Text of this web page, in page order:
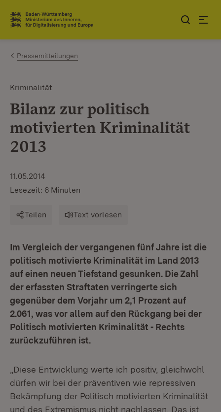
Zum Inhalt springen
Link zur Startseite
Pressemitteilungen
Kriminalität
Bilanz zur politisch
motivierten Kriminalität
2013
11.05.2014
Lesezeit: 6 Minuten
Teilen Text vorlesen
Im Vergleich der vergangenen fünf Jahre ist die
politisch motivierte Kriminalität im Land 2013
auf einen neuen Tiefstand gesunken. Die Zahl
der erfassten Straftaten verringerte sich
gegenüber dem Vorjahr um 2,1 Prozent auf
2.061, was vor allem auf den Rückgang bei der
Politisch motivierten Kriminalität - Rechts
zurückzuführen ist.
„Diese Entwicklung werte ich positiv, gleichwohl
dürfen wir bei der präventiven wie repressiven
Bekämpfung der Politisch motivierten Kriminalität
und des Extremismus nicht nachlassen. Das ist